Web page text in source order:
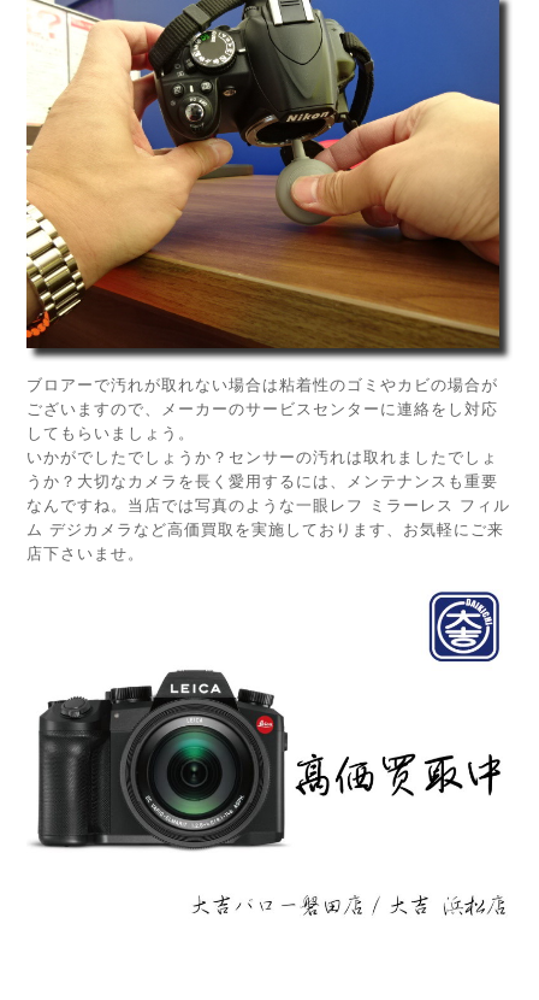
ブロアーで汚れが取れない場合は粘着性のゴミやカビの場合が
ございますので、メーカーのサービスセンターに連絡をし対応
してもらいましょう。
いかがでしたでしょうか？センサーの汚れは取れましたでしょ
うか？大切なカメラを長く愛用するには、メンテナンスも重要
なんですね。当店では写真のような一眼レフ ミラーレス フィル
ム デジカメラなど高価買取を実施しております、お気軽にご来
店下さいませ。